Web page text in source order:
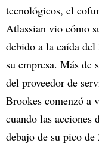
tecnológicos, el
Atlassian vio cómo
debido a la caída
su empresa. Más de
del proveedor de
Brookes comenzó a
cuando las acciones
debajo de su pico